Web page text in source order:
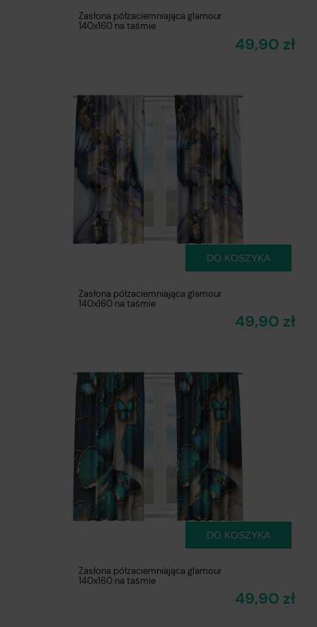
Zasłona półzaciemniająca glamour
140x160 na taśmie
49,90 zł
Zasłona półzaciemniająca glamour
140x160 na taśmie
49,90 zł
DO KOSZYKA
Zasłona półzaciemniająca glamour
140x160 na taśmie
49,90 zł
DO KOSZYKA